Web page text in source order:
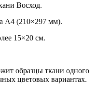
Восход.
А4 (210×297 мм).
15×20 см.
образцы ткани одного
цветовых вариантах.